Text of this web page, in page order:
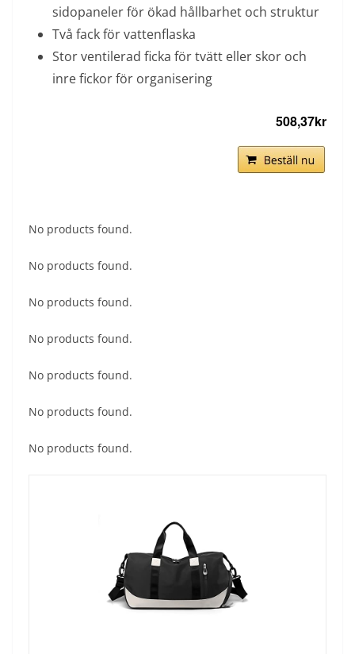
sidopaneler för ökad hållbarhet och struktur
Två fack för vattenflaska
Stor ventilerad ficka för tvätt eller skor och
inre fickor för organisering
508,37kr
No products found.
No products found.
No products found.
No products found.
No products found.
No products found.
No products found.